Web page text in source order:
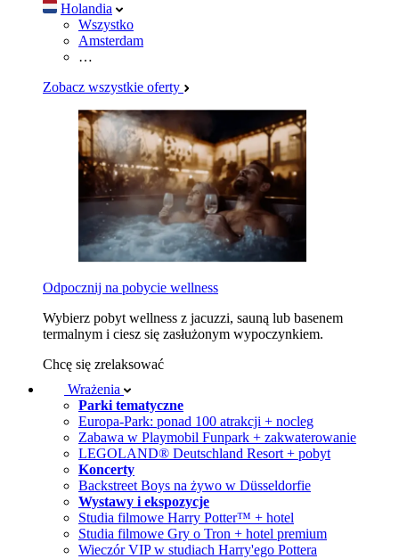
Holandia
Wszystko
Amsterdam
…
Zobacz wszystkie oferty
Odpocznij na pobycie wellness
Wybierz pobyt wellness z jacuzzi, sauną lub basenem
termalnym i ciesz się zasłużonym wypoczynkiem.
Chcę się zrelaksować
Wrażenia
Parki tematyczne
Europa-Park: ponad 100 atrakcji + nocleg
Zabawa w Playmobil Funpark + zakwaterowanie
LEGOLAND® Deutschland Resort + pobyt
Koncerty
Backstreet Boys na żywo w Düsseldorfie
Wystawy i ekspozycje
Studia filmowe Harry Potter™ + hotel
Studia filmowe Gry o Tron + hotel premium
Wieczór VIP w studiach Harry'ego Pottera